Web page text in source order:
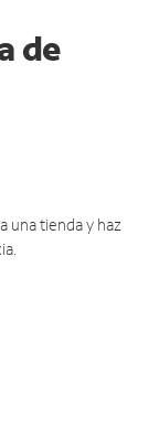
de
una tienda y haz